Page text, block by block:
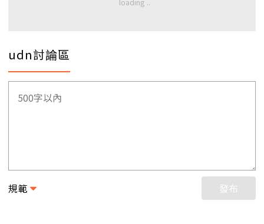
udn討論區
規範 發布